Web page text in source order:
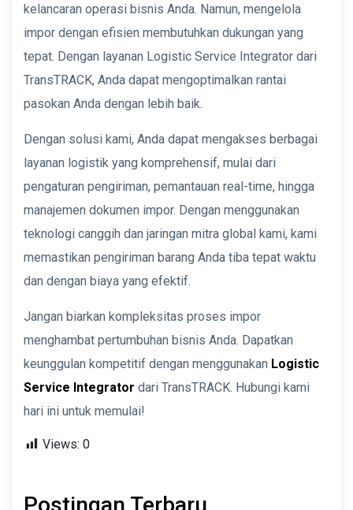
kelancaran operasi bisnis Anda. Namun, mengelola
impor dengan efisien membutuhkan dukungan yang
tepat. Dengan layanan Logistic Service Integrator dari
TransTRACK, Anda dapat mengoptimalkan rantai
pasokan Anda dengan lebih baik.
Dengan solusi kami, Anda dapat mengakses berbagai
layanan logistik yang komprehensif, mulai dari
pengaturan pengiriman, pemantauan real-time, hingga
manajemen dokumen impor. Dengan menggunakan
teknologi canggih dan jaringan mitra global kami, kami
memastikan pengiriman barang Anda tiba tepat waktu
dan dengan biaya yang efektif.
Jangan biarkan kompleksitas proses impor
menghambat pertumbuhan bisnis Anda. Dapatkan
keunggulan kompetitif dengan menggunakan Logistic
Service Integrator dari TransTRACK. Hubungi kami
hari ini untuk memulai!
Views: 0
Postingan Terbaru